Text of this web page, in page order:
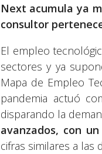
Next acumula ya
consultor
El empleo
sectores y ya
Mapa de Empleo
pandemia actuó
disparando la
avanzados, con
cifras similares a las